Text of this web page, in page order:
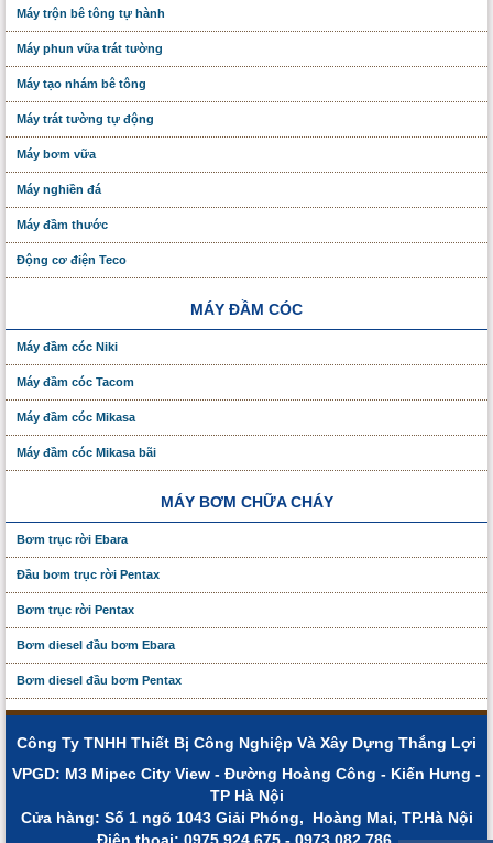
Máy trộn bê tông tự hành
Máy phun vữa trát tường
Máy tạo nhám bê tông
Máy trát tường tự động
Máy bơm vữa
Máy nghiền đá
Máy đầm thước
Động cơ điện Teco
MÁY ĐẦM CÓC
Máy đầm cóc Niki
Máy đầm cóc Tacom
Máy đầm cóc Mikasa
Máy đầm cóc Mikasa bãi
MÁY BƠM CHỮA CHÁY
Bơm trục rời Ebara
Đầu bơm trục rời Pentax
Bơm trục rời Pentax
Bơm diesel đầu bơm Ebara
Bơm diesel đầu bơm Pentax
Công Ty TNHH Thiết Bị Công Nghiệp Và Xây Dựng Thắng Lợi
VPGD: M3 Mipec City View - Đường Hoàng Công - Kiến Hưng -
TP Hà Nội
Cửa hàng: Số 1 ngõ 1043 Giải Phóng, Hoàng Mai, TP.Hà Nội